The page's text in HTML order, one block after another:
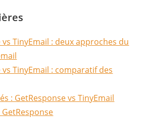
vs TinyEmail : deux approches du
vs TinyEmail : comparatif des
: GetResponse vs TinyEmail